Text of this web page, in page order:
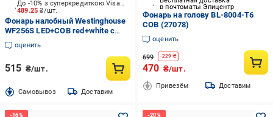
489.25₴/шт.
До -10% з суперкредиткою Visa Вигода
Фонарь налобный Westinghouse
WF256S LED+COB red+white с
Type-C 280 Lm черный WF256S
оценить
515 ₴/шт.
Cамовывоз Доставим
в почтоматы Эпицентр
Фонарь на голову BL-8004-T6
COB (27078)
оценить
699 -229 ₴
470 ₴/шт.
Привезём Доставим